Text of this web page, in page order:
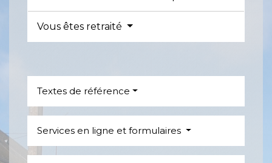
Vous êtes retraité
Textes de référence
Services en ligne et formulaires